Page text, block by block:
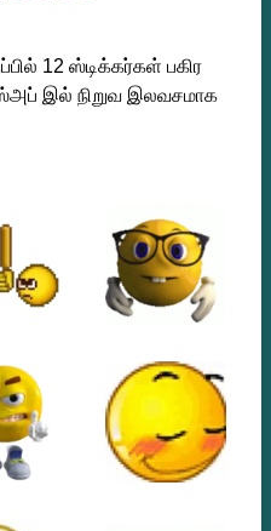
12 ஸ்டிக்கர்கள் பகிர
இல் நிறுவ இலவசமாக